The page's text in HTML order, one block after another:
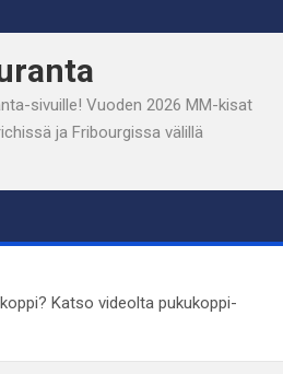
sivuille! Vuoden 2026 MM-kisat
ja Fribourgissa välillä
Katso videolta pukukoppi-